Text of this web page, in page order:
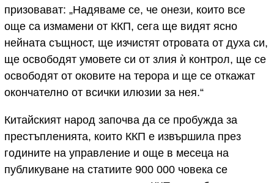
призовават: „Надяваме се, че онези, които все
още са измамени от ККП, сега ще видят ясно
нейната същност, ще изчистят отровата от духа си,
ще освободят умовете си от злия ѝ контрол, ще се
освободят от оковите на терора и ще се откажат
окончателно от всички илюзии за нея.“
Китайският народ започва да се пробужда за
престъпленията, които ККП е извършила през
годините на управление и още в месеца на
публикуване на статиите 900 000 човека се